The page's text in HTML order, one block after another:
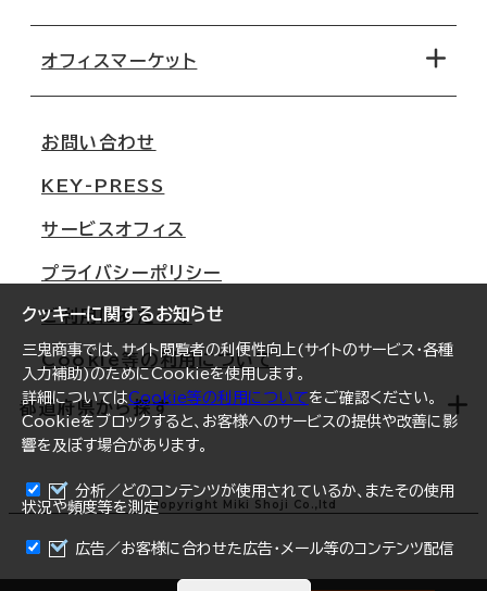
まとめて資料請求
クッキーに関するお知らせ
三鬼商事では、サイト閲覧者の利便性向上(サイトのサービス・各種
入力補助)のためにCookieを使用します。
詳細についてはCookie等の利用についてをご確認ください。
Cookieをブロックすると、お客様へのサービスの提供や改善に影
響を及ぼす場合があります。
分析／どのコンテンツが使用されているか、またその使用
状況や頻度等を測定
広告／お客様に合わせた広告・メール等のコンテンツ配信
路線・駅から探す
移転コストシミュレーション
移転スケジュール
オフィス移転Q&A
オフィスマーケット
大阪
名古屋
札幌
仙台
横浜
福岡
オフィスリポート
ログイン
お問い合わせ
KEY-PRESS
サービスオフィス
プライバシーポリシー
ご利用にあたって
Cookie等の利用について
都道府県から探す
北海道
青森県
Copyright Miki Shoji Co.,ltd